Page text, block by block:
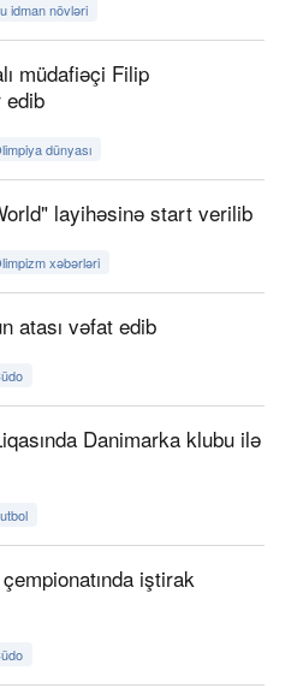
idman növləri
müdafiəçi Filip
edib
dünyası
layihəsinə start verilib
xəbərləri
atası vəfat edib
Danimarka klubu ilə
iştirak